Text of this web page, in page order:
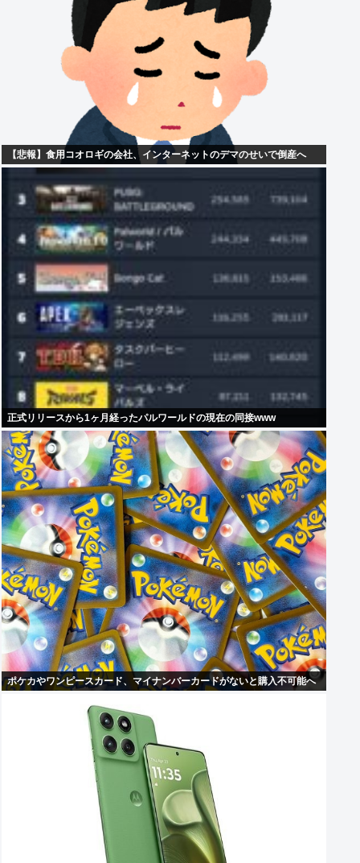
【悲報】食用コオロギの会社、インターネットのデマのせいで倒産へ
正式リリースから1ヶ月経ったパルワールドの現在の同接www
ポケカやワンピースカード、マイナンバーカードがないと購入不可能へ